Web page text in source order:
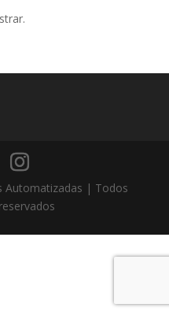
Automatizadas | Todos